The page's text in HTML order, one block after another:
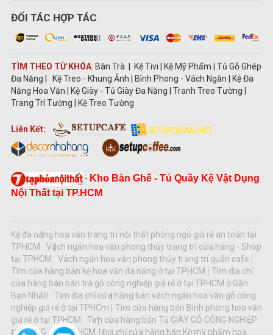
ĐỐI TÁC HỢP TÁC
TÌM THEO TỪ KHÓA: Bàn Trà | Kệ Tivi | Kệ Mỹ Phẩm | Tủ Gỗ Ghép
Đa Năng | Kệ Treo - Khung Ảnh | Bình Phong - Vách Ngăn | Kệ Đa
Năng Hoa Văn | Kệ Giày - Tủ Giày Đa Năng | Tranh Treo Tường |
Trang Trí Tường | Kệ Treo Tường
Liên Kết:
- Kho Bàn Ghế - Tủ Quầy Kệ Vật Dụng
Nội Thất tại TP.HCM
Kệ đa năng hoa văn trang trí nội thất phòng ngủ giá rẻ an toàn tại
TPHCM
Vách ngăn hoa văn phong thủy trang trí cửa hàng - Shop
tại TPHCM
Vách ngăn hoa văn phong thủy trang trí quán cafe
Tìm cửa hàng bán kệ hoa văn đa năng ở tại TPHCM
Tìm địa chỉ
cửa hàng bán bàn trà gỗ công nghiệp giá rẻ ở tại TPHCM ở Gần
Bạn Nhất!
Tìm địa chỉ cửa hàng bán vách ngăn hoa văn gỗ công
nghiệp giá rẻ ở tại TPHCm
Tìm cửa hàng bán Bình phong hoa văn
giá rẻ ở tại TPHCM
Tìm cửa hàng bán Tủ GIÀY GỖ CÔNG NGHIỆP
ĐA NĂNG ở tại TPHCM
Địa chỉ cửa hàng bán Kệ mỹ phẩm hoa